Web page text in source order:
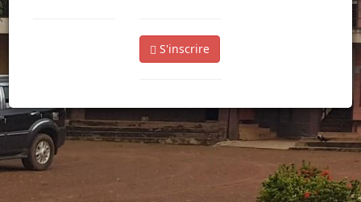
S'inscrire